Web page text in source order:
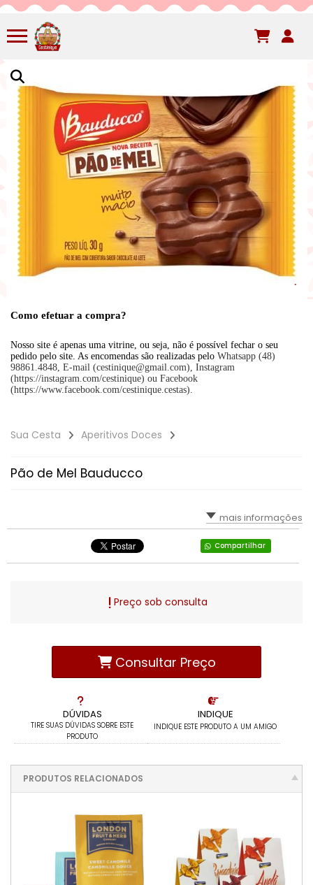
Como efetuar a compra?
Nosso site é apenas uma vitrine, ou seja, não é possível fechar o seu
pedido pelo site. As encomendas são realizadas pelo Whatsapp (48)
98861.4848, E-mail (cestinique@gmail.com), Instagram
(https://instagram.com/cestinique) ou Facebook
(https://www.facebook.com/cestinique.cestas).
Sua Cesta Aperitivos Doces
Pão de Mel Bauducco
mais informações
Compartilhar
DÚVIDAS
TIRE SUAS DÚVIDAS SOBRE ESTE
PRODUTO
INDIQUE
INDIQUE ESTE PRODUTO A UM AMIGO
Preço sob consulta
Consultar Preço
PRODUTOS RELACIONADOS